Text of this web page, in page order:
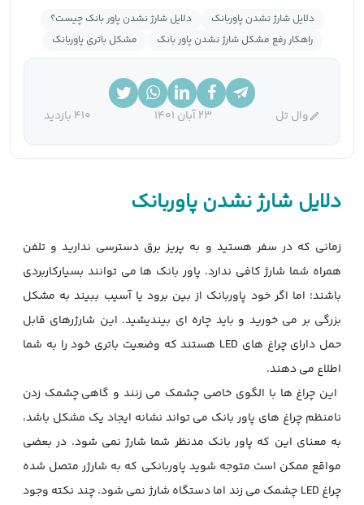
دلایل شارژ نشدن پاوربانک
دلایل شارژ نشدن پاور بانک چیست؟
راهکار رفع مشکل شارژ نشدن پاور بانک
مشکل باتری پاوربانک
وال تل 23 آبان 1401 410 بازدید
دلایل شارژ نشدن پاوربانک
زمانی که در سفر هستید و به پریز برق دسترسی ندارید و تلفن
همراه شما شارژ کافی ندارد. پاور بانک ها می توانند بسیارکاربردی
باشند؛ اما اگر خود پاوربانک از بین برود یا آسیب ببیند به مشکل
بزرگی بر می خورید و باید چاره ای بیندیشید. این شارژرهای قابل
حمل دارای چراغ های LED هستند که وضعیت باتری خود را به شما
اطلاع می دهند.
این چراغ ها با الگوی خاصی چشمک می زنند و گاهی چشمک زدن
نامنظم چراغ های پاور بانک می تواند نشانه ایجاد یک مشکل باشد،
به معنای این که پاور بانک مدنظر شما شارژ نمی شود. در بعضی
مواقع ممکن است متوجه شوید پاوربانکی که به شارژر متصل شده
چراغ LED چشمک می زند اما دستگاه شارژ نمی شود. چند نکته وجود